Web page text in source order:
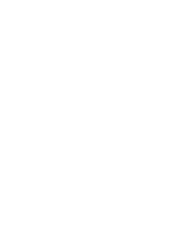
Jahrhunderts aus
kamen. Die Wildart
Blumenwiesen.